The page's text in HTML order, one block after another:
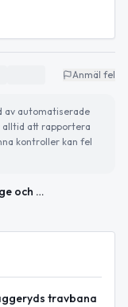
Anmäl fel
av automatiserade
alltid att rapportera
kontroller kan fel
Lägsta elpriset på länge och firande av Husbilens dag
travbana